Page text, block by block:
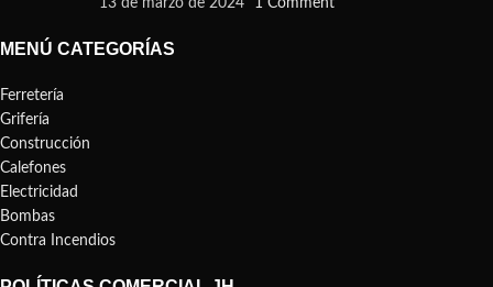
MENÚ CATEGORÍAS
Ferretería
Grifería
Construcción
Calefones
Electricidad
Bombas
Contra Incendios